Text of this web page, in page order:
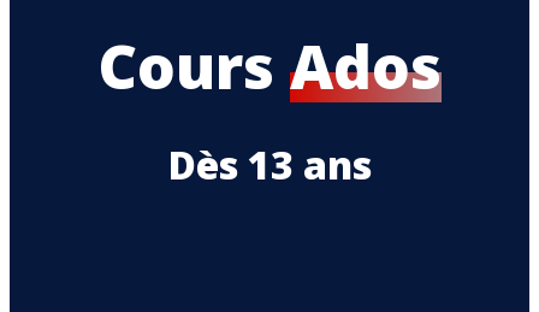
Cours privés
Activités ludiques
Cours Ados
Dès 13 ans